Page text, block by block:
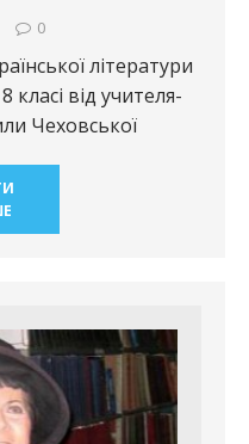
0
літератури
класі від учителя-
Чеховської